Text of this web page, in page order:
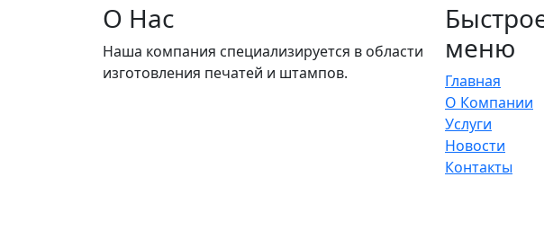
О Нас
Наша компания специализируется в области
изготовления печатей и штампов.
меню
Главная
О Компании
Услуги
Новости
Контакты